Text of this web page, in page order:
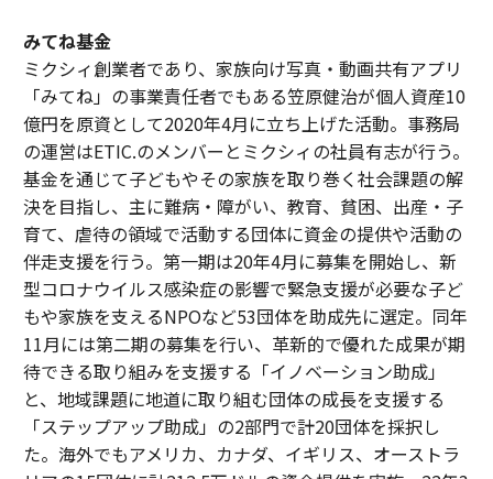
みてね基金
ミクシィ創業者であり、家族向け写真・動画共有アプリ
「みてね」の事業責任者でもある笠原健治が個人資産10
億円を原資として2020年4月に立ち上げた活動。事務局
の運営はETIC.のメンバーとミクシィの社員有志が行う。
基金を通じて子どもやその家族を取り巻く社会課題の解
決を目指し、主に難病・障がい、教育、貧困、出産・子
育て、虐待の領域で活動する団体に資金の提供や活動の
伴走支援を行う。第一期は20年4月に募集を開始し、新
型コロナウイルス感染症の影響で緊急支援が必要な子ど
もや家族を支えるNPOなど53団体を助成先に選定。同年
11月には第二期の募集を行い、革新的で優れた成果が期
待できる取り組みを支援する「イノベーション助成」
と、地域課題に地道に取り組む団体の成長を支援する
「ステップアップ助成」の2部門で計20団体を採択し
た。海外でもアメリカ、カナダ、イギリス、オーストラ